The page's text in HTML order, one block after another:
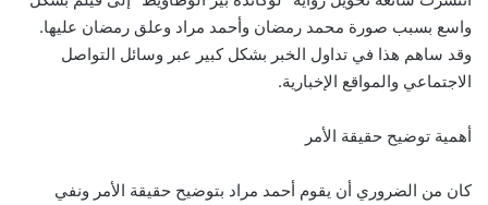
واسع بسبب صورة محمد رمضان وأحمد مراد وعلق رمضان عليها.
وقد ساهم هذا في تداول الخبر بشكل كبير عبر وسائل التواصل
الاجتماعي والمواقع الإخبارية.
أهمية توضيح حقيقة الأمر
كان من الضروري أن يقوم أحمد مراد بتوضيح حقيقة الأمر ونفي